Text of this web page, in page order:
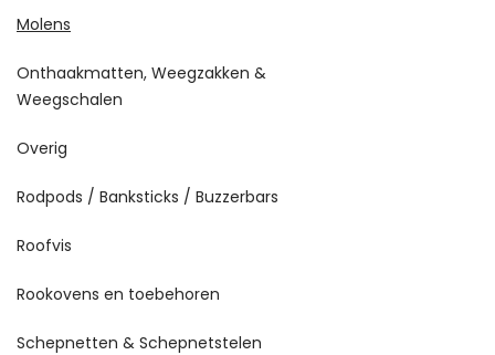
Molens
Onthaakmatten, Weegzakken &
Weegschalen
Overig
Rodpods / Banksticks / Buzzerbars
Roofvis
Rookovens en toebehoren
Schepnetten & Schepnetstelen